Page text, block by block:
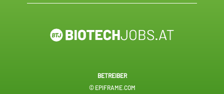
BETREIBER
© EPIFRAME.COM